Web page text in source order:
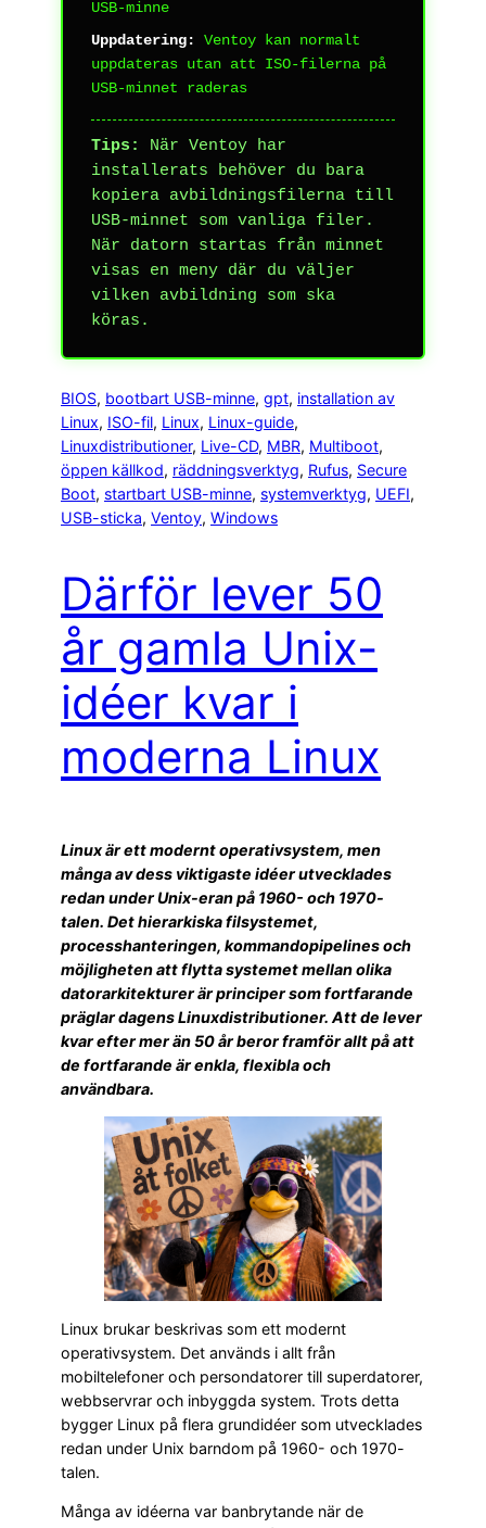
USB-minne
Uppdatering:
Ventoy kan normalt
uppdateras utan att ISO-filerna på
USB-minnet raderas
Tips:
När Ventoy har
installerats behöver du bara
kopiera avbildningsfilerna till
USB-minnet som vanliga filer.
När datorn startas från minnet
visas en meny där du väljer
vilken avbildning som ska
köras.
BIOS, bootbart USB-minne, gpt, installation av
Linux, ISO-fil, Linux, Linux-guide
Linuxdistributioner, Live-CD, MBR, Multiboot
öppen källkod, räddningsverktyg, Rufus, Secure
Boot, startbart USB-minne, systemverktyg, UEFI
USB-sticka, Ventoy, Windows
Därför lever 50
år gamla Unix-
idéer kvar i
moderna Linux
Linux är ett modernt operativsystem, men
många av dess viktigaste idéer utvecklades
redan under Unix-eran på 1960- och 1970-
talen. Det hierarkiska filsystemet,
processhanteringen, kommandopipelines och
möjligheten att flytta systemet mellan olika
datorarkitekturer är principer som fortfarande
präglar dagens Linuxdistributioner. Att de lever
kvar efter mer än 50 år beror framför allt på att
de fortfarande är enkla, flexibla och
användbara.
Linux brukar beskrivas som ett modernt
operativsystem. Det används i allt från
mobiltelefoner och persondatorer till superdatorer,
webbservrar och inbyggda system. Trots detta
bygger Linux på flera grundidéer som utvecklades
redan under Unix barndom på 1960- och 1970-
talen.
Många av idéerna var banbrytande när de